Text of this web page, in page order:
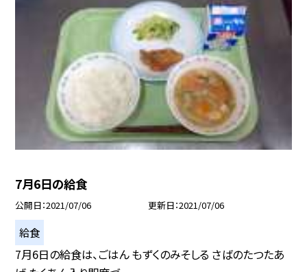
7月6日の給食
公開日 2021/07/06 更新日 2021/07/06
給食
7月6日の給食は、ごはん もずくのみそしる さばのたつたあ